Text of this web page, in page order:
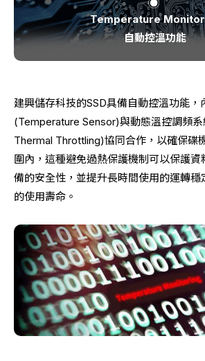
Temperature
自動控溫功能
建興儲存科技的SSD具備自動控溫功能，
(Temperature Sensor)與動態溫控調頻
Thermal Throttling)協同合作，以確保碟
圍內，這種避免過熱保護機制可以保護
備的安全性，並提升長時間使用的運轉穩
的使用壽命。